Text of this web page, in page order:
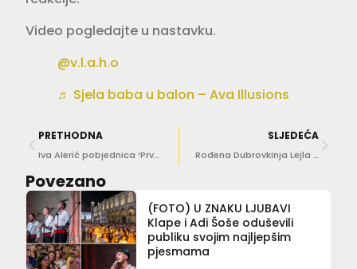
Video pogledajte u nastavku.
@v.l.a.h.o
♬ Sjela baba u balon – Ava Illusions
PRETHODNA
Iva Alerić pobjednica ‘Prvog pljeska’ na Grudi
SLJEDEĆA
Rođena Dubrovkinja Lejla Filipović uživa u Sarajevu: „Sarajevo u duši mi spavaš“
Povezano
(FOTO) U ZNAKU LJUBAVI
Klape i Adi Šoše oduševili
publiku svojim najljepšim
pjesmama